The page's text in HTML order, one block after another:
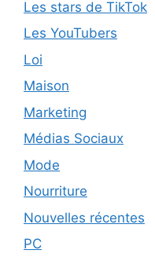
Les stars de TikTok
Les YouTubers
Loi
Maison
Marketing
Médias Sociaux
Mode
Nourriture
Nouvelles récentes
PC